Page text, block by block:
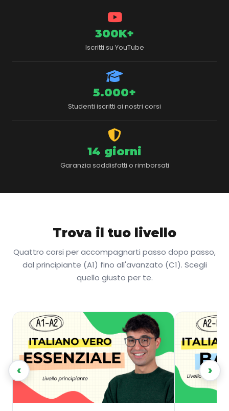
300K+
Iscritti su YouTube
5.000+
Studenti iscritti ai nostri corsi
14 giorni
Garanzia soddisfatti o rimborsati
Trova il tuo livello
Quattro corsi per accompagnarti passo dopo passo,
dal principiante (A1) fino all'avanzato (C1). Scegli
quello giusto per te.
‹ ›